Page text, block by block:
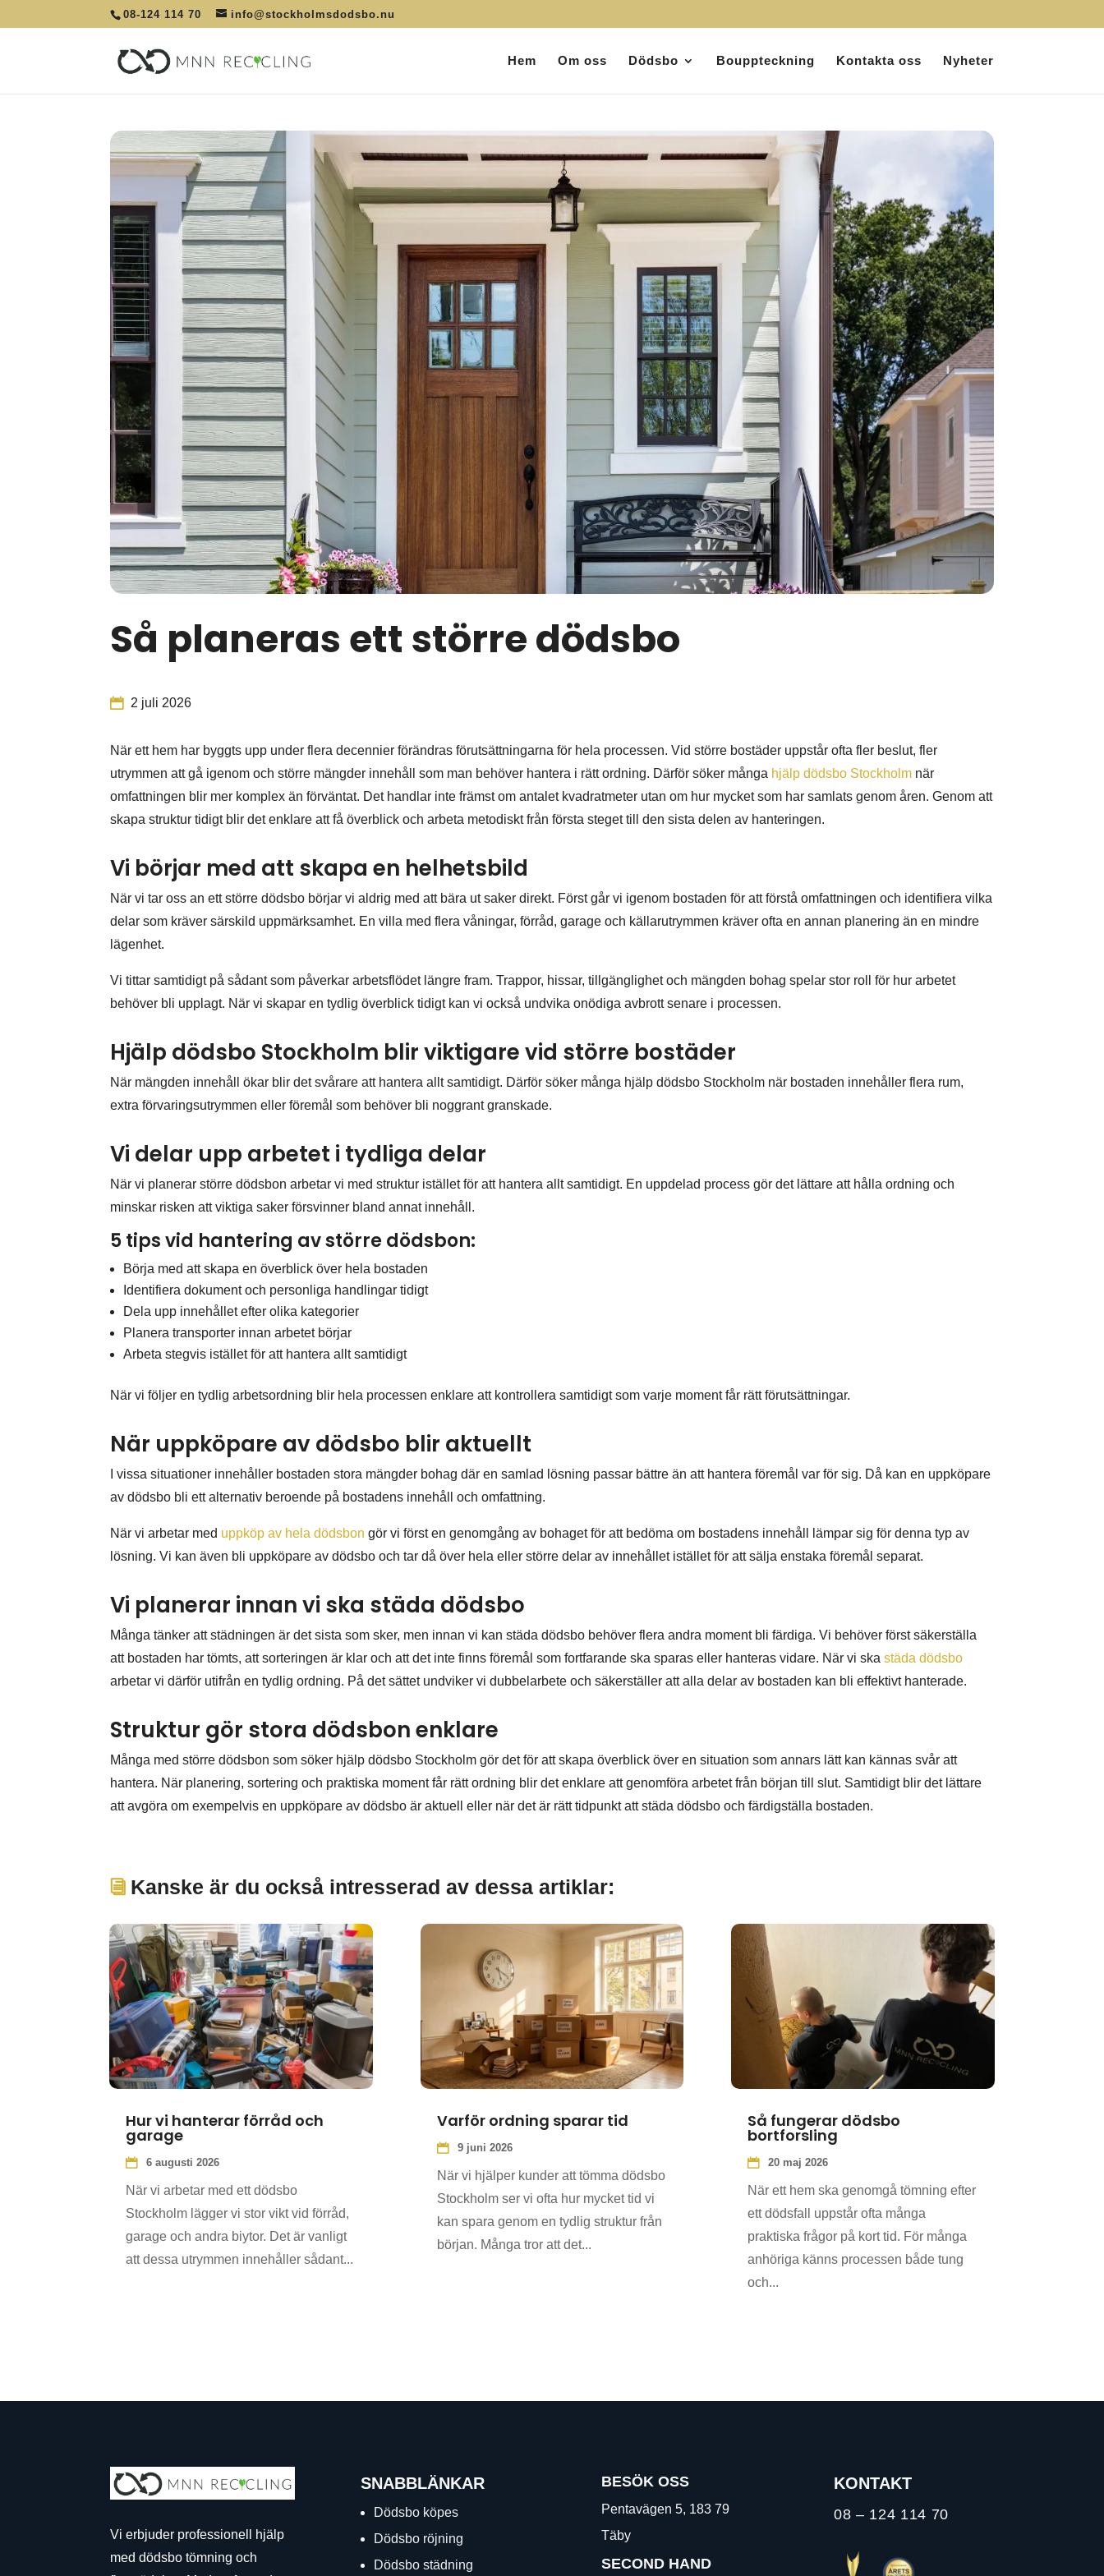
08-124 114 70 info@stockholmsdodsbo.nu
Hem Om oss Dödsbo Bouppteckning Kontakta oss Nyheter
Så planeras ett större dödsbo
2 juli 2026
När ett hem har byggts upp under flera decennier förändras förutsättningarna för hela processen. Vid större bostäder uppstår ofta fler beslut, fler
utrymmen att gå igenom och större mängder innehåll som man behöver hantera i rätt ordning. Därför söker många hjälp dödsbo Stockholm när
omfattningen blir mer komplex än förväntat. Det handlar inte främst om antalet kvadratmeter utan om hur mycket som har samlats genom åren. Genom att
skapa struktur tidigt blir det enklare att få överblick och arbeta metodiskt från första steget till den sista delen av hanteringen.
Vi börjar med att skapa en helhetsbild
När vi tar oss an ett större dödsbo börjar vi aldrig med att bära ut saker direkt. Först går vi igenom bostaden för att förstå omfattningen och identifiera vilka
delar som kräver särskild uppmärksamhet. En villa med flera våningar, förråd, garage och källarutrymmen kräver ofta en annan planering än en mindre
lägenhet.
Vi tittar samtidigt på sådant som påverkar arbetsflödet längre fram. Trappor, hissar, tillgänglighet och mängden bohag spelar stor roll för hur arbetet
behöver bli upplagt. När vi skapar en tydlig överblick tidigt kan vi också undvika onödiga avbrott senare i processen.
Hjälp dödsbo Stockholm blir viktigare vid större bostäder
När mängden innehåll ökar blir det svårare att hantera allt samtidigt. Därför söker många hjälp dödsbo Stockholm när bostaden innehåller flera rum,
extra förvaringsutrymmen eller föremål som behöver bli noggrant granskade.
Vi delar upp arbetet i tydliga delar
När vi planerar större dödsbon arbetar vi med struktur istället för att hantera allt samtidigt. En uppdelad process gör det lättare att hålla ordning och
minskar risken att viktiga saker försvinner bland annat innehåll.
5 tips vid hantering av större dödsbon:
Börja med att skapa en överblick över hela bostaden
Identifiera dokument och personliga handlingar tidigt
Dela upp innehållet efter olika kategorier
Planera transporter innan arbetet börjar
Arbeta stegvis istället för att hantera allt samtidigt
När vi följer en tydlig arbetsordning blir hela processen enklare att kontrollera samtidigt som varje moment får rätt förutsättningar.
När uppköpare av dödsbo blir aktuellt
I vissa situationer innehåller bostaden stora mängder bohag där en samlad lösning passar bättre än att hantera föremål var för sig. Då kan en uppköpare
av dödsbo bli ett alternativ beroende på bostadens innehåll och omfattning.
När vi arbetar med uppköp av hela dödsbon gör vi först en genomgång av bohaget för att bedöma om bostadens innehåll lämpar sig för denna typ av
lösning. Vi kan även bli uppköpare av dödsbo och tar då över hela eller större delar av innehållet istället för att sälja enstaka föremål separat.
Vi planerar innan vi ska städa dödsbo
Många tänker att städningen är det sista som sker, men innan vi kan städa dödsbo behöver flera andra moment bli färdiga. Vi behöver först säkerställa
att bostaden har tömts, att sorteringen är klar och att det inte finns föremål som fortfarande ska sparas eller hanteras vidare. När vi skastäda dödsbo
arbetar vi därför utifrån en tydlig ordning. På det sättet undviker vi dubbelarbete och säkerställer att alla delar av bostaden kan bli effektivt hanterade.
Struktur gör stora dödsbon enklare
Många med större dödsbon som söker hjälp dödsbo Stockholm gör det för att skapa överblick över en situation som annars lätt kan kännas svår att
hantera. När planering, sortering och praktiska moment får rätt ordning blir det enklare att genomföra arbetet från början till slut. Samtidigt blir det lättare
att avgöra om exempelvis en uppköpare av dödsbo är aktuell eller när det är rätt tidpunkt att städa dödsbo och färdigställa bostaden.
Kanske är du också intresserad av dessa artiklar:
Hur vi hanterar förråd och
garage
6 augusti 2026
När vi arbetar med ett dödsbo
Stockholm lägger vi stor vikt vid förråd,
garage och andra biytor. Det är vanligt
att dessa utrymmen innehåller sådant...
Varför ordning sparar tid
9 juni 2026
När vi hjälper kunder att tömma dödsbo
Stockholm ser vi ofta hur mycket tid vi
kan spara genom en tydlig struktur från
början. Många tror att det...
Så fungerar dödsbo
bortforsling
20 maj 2026
När ett hem ska genomgå tömning efter
ett dödsfall uppstår ofta många
praktiska frågor på kort tid. För många
anhöriga känns processen både tung
och...
Vi erbjuder professionell hjälp
med dödsbo tömning och
SNABBLÄNKAR
Dödsbo köpes
Dödsbo röjning
Dödsbo städning
BESÖK OSS
Pentavägen 5, 183 79
Täby
SECOND HAND
KONTAKT
08 – 124 114 70